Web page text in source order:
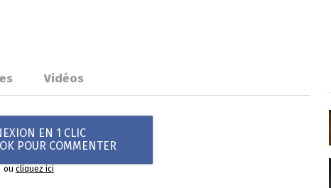
Vidéos
EN 1 CLIC
POUR COMMENTER
oucliquez ici